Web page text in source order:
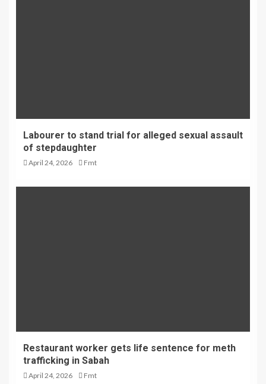
Labourer to stand trial for alleged sexual assault
of stepdaughter
April 24, 2026 Fmt
Restaurant worker gets life sentence for meth
trafficking in Sabah
April 24, 2026 Fmt